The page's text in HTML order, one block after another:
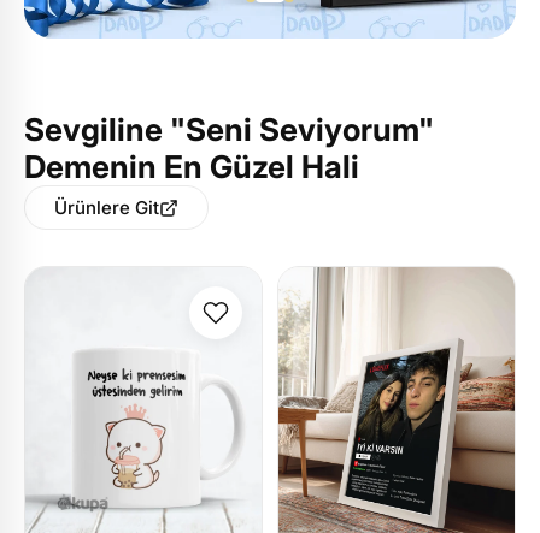
Sevgiline "Seni Seviyorum"
Demenin En Güzel Hali
Ürünlere Git